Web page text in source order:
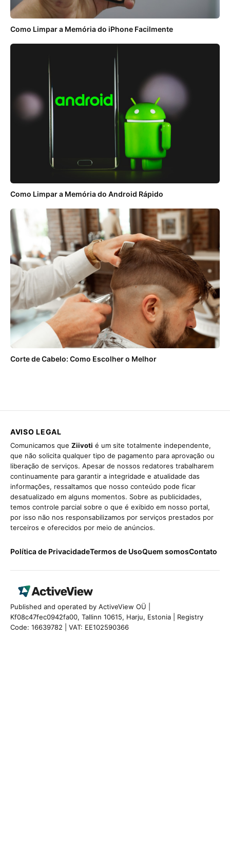
Como Limpar a Memória do iPhone Facilmente
Como Limpar a Memória do Android Rápido
Corte de Cabelo: Como Escolher o Melhor
AVISO LEGAL
Comunicamos que Ziivoti é um site totalmente independente,
que não solicita qualquer tipo de pagamento para aprovação ou
liberação de serviços. Apesar de nossos redatores trabalharem
continuamente para garantir a integridade e atualidade das
informações, ressaltamos que nosso conteúdo pode ficar
desatualizado em alguns momentos. Sobre as publicidades,
temos controle parcial sobre o que é exibido em nosso portal,
por isso não nos responsabilizamos por serviços prestados por
terceiros e oferecidos por meio de anúncios.
Política de PrivacidadeTermos de UsoQuem somosContato
Published and operated by ActiveView OÜ |
Kf08c47fec0942fa00, Tallinn 10615, Harju, Estonia | Registry
Code: 16639782 | VAT: EE102590366